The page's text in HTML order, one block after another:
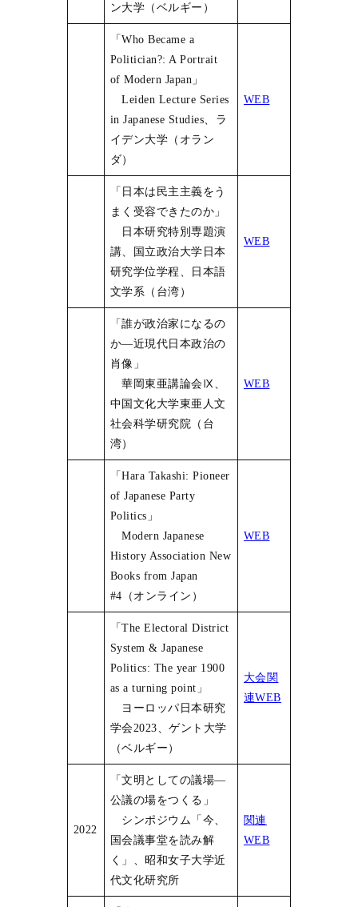
ン大学（ベルギー）
「Who Became a
Politician?: A Portrait
of Modern Japan」
Leiden Lecture Series
in Japanese Studies、ラ
イデン大学（オラン
ダ）
WEB
「日本は民主主義をう
まく受容できたのか」
日本研究特別専題演
講、国立政治大学日本
研究学位学程、日本語
文学系（台湾）
WEB
「誰が政治家になるの
か―近現代日本政治の
肖像」
華岡東亜講論会Ⅸ、
中国文化大学東亜人文
社会科学研究院（台
湾）
WEB
「Hara Takashi: Pioneer
of Japanese Party
Politics」
Modern Japanese
History Association New
Books from Japan
#4（オンライン）
WEB
「The Electoral District
System & Japanese
Politics: The year 1900
as a turning point」
ヨーロッパ日本研究
学会2023、ゲント大学
（ベルギー）
大会関
連WEB
2022
「文明としての議場―
公議の場をつくる」
シンポジウム「今、
国会議事堂を読み解
く」、昭和女子大学近
代文化研究所
関連
WEB